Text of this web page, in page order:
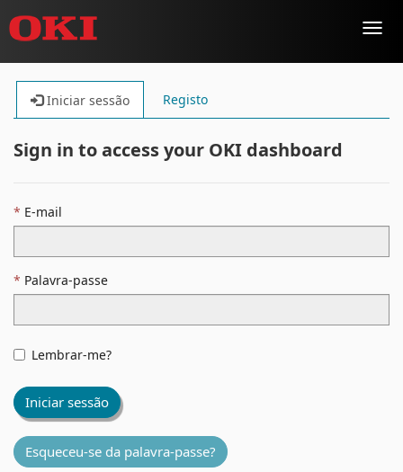
Iniciar sessão Registo
Sign in to access your OKI dashboard
E-mail
Palavra-passe
Lembrar-me?
Iniciar sessão
Esqueceu-se da palavra-passe?